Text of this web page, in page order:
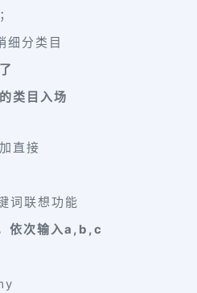
细分类目
类目入场
直接
词联想功能
依次输入a,b,c